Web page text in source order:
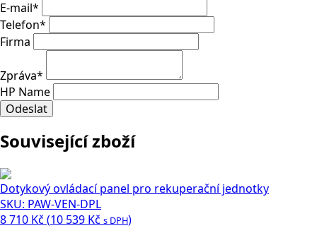
E-mail*
Telefon*
Firma
Zpráva*
HP Name
Odeslat
Související zboží
Dotykový ovládací panel pro rekuperační jednotky
SKU: PAW-VEN-DPL
8 710 Kč (10 539 Kč s DPH)